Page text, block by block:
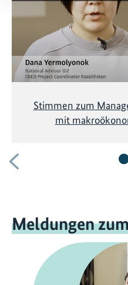
Vorherige
Stimmen zum
mit
Meldungen